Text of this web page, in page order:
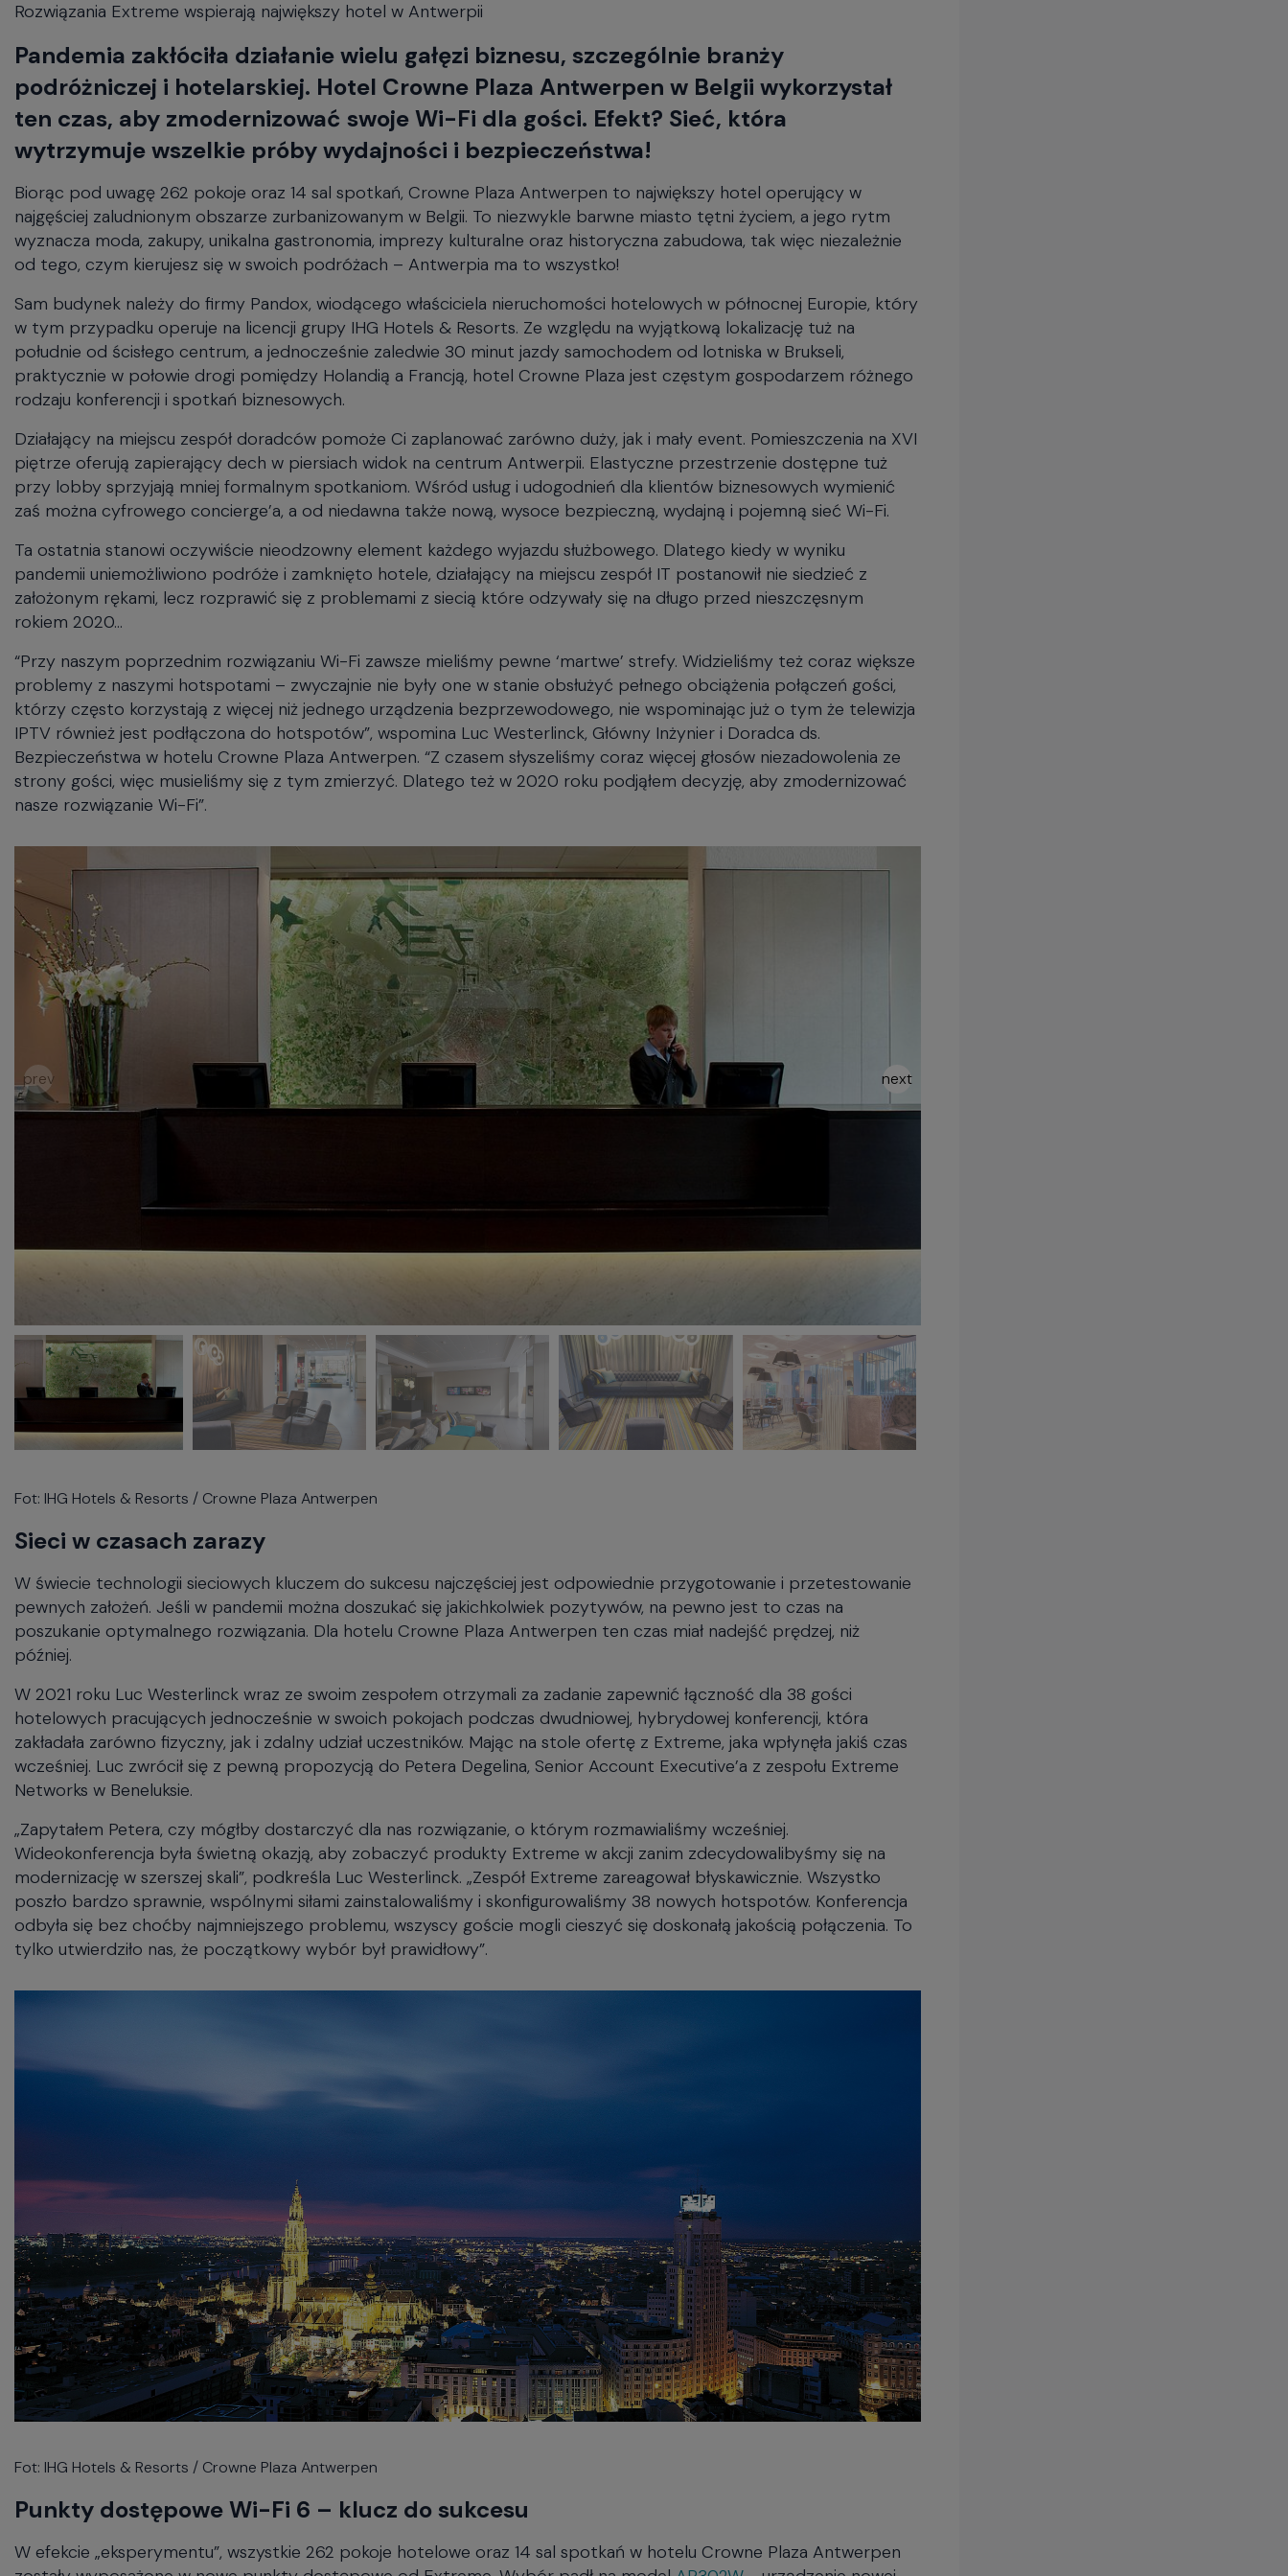
will
close
the
current
menu.
Spacebar
will
open
current
menu.
Pandemia zakłóciła działanie wielu gałęzi biznesu, szczególnie branży
podróżniczej i hotelarskiej. Hotel Crowne Plaza Antwerpen w Belgii wykorzystał
ten czas, aby zmodernizować swoje Wi-Fi dla gości. Efekt? Sieć, która
wytrzymuje wszelkie próby wydajności i bezpieczeństwa!
Biorąc pod uwagę 262 pokoje oraz 14 sal spotkań, Crowne Plaza Antwerpen to największy hotel operujący w
najgęściej zaludnionym obszarze zurbanizowanym w Belgii. To niezwykle barwne miasto tętni życiem, a jego rytm
wyznacza moda, zakupy, unikalna gastronomia, imprezy kulturalne oraz historyczna zabudowa, tak więc niezależnie
od tego, czym kierujesz się w swoich podróżach – Antwerpia ma to wszystko!
Sam budynek należy do firmy Pandox, wiodącego właściciela nieruchomości hotelowych w północnej Europie, który
w tym przypadku operuje na licencji grupy IHG Hotels & Resorts. Ze względu na wyjątkową lokalizację tuż na
południe od ścisłego centrum, a jednocześnie zaledwie 30 minut jazdy samochodem od lotniska w Brukseli,
praktycznie w połowie drogi pomiędzy Holandią a Francją, hotel Crowne Plaza jest częstym gospodarzem różnego
rodzaju konferencji i spotkań biznesowych.
Działający na miejscu zespół doradców pomoże Ci zaplanować zarówno duży, jak i mały event. Pomieszczenia na XVI
piętrze oferują zapierający dech w piersiach widok na centrum Antwerpii. Elastyczne przestrzenie dostępne tuż
przy lobby sprzyjają mniej formalnym spotkaniom. Wśród usług i udogodnień dla klientów biznesowych wymienić
zaś można cyfrowego concierge’a, a od niedawna także nową, wysoce bezpieczną, wydajną i pojemną sieć Wi-Fi.
Ta ostatnia stanowi oczywiście nieodzowny element każdego wyjazdu służbowego. Dlatego kiedy w wyniku
pandemii uniemożliwiono podróże i zamknięto hotele, działający na miejscu zespół IT postanowił nie siedzieć z
założonym rękami, lecz rozprawić się z problemami z siecią które odzywały się na długo przed nieszczęsnym
rokiem 2020…
“Przy naszym poprzednim rozwiązaniu Wi-Fi zawsze mieliśmy pewne ‘martwe’ strefy. Widzieliśmy też coraz większe
problemy z naszymi hotspotami – zwyczajnie nie były one w stanie obsłużyć pełnego obciążenia połączeń gości,
którzy często korzystają z więcej niż jednego urządzenia bezprzewodowego, nie wspominając już o tym że telewizja
IPTV również jest podłączona do hotspotów”, wspomina Luc Westerlinck, Główny Inżynier i Doradca ds.
Bezpieczeństwa w hotelu Crowne Plaza Antwerpen. “Z czasem słyszeliśmy coraz więcej głosów niezadowolenia ze
strony gości, więc musieliśmy się z tym zmierzyć. Dlatego też w 2020 roku podjąłem decyzję, aby zmodernizować
nasze rozwiązanie Wi-Fi”.
Fot: IHG Hotels & Resorts / Crowne Plaza Antwerpen
Sieci w czasach zarazy
W świecie technologii sieciowych kluczem do sukcesu najczęściej jest odpowiednie przygotowanie i przetestowanie
pewnych założeń. Jeśli w pandemii można doszukać się jakichkolwiek pozytywów, na pewno jest to czas na
poszukanie optymalnego rozwiązania. Dla hotelu Crowne Plaza Antwerpen ten czas miał nadejść prędzej, niż
później.
W 2021 roku Luc Westerlinck wraz ze swoim zespołem otrzymali za zadanie zapewnić łączność dla 38 gości
hotelowych pracujących jednocześnie w swoich pokojach podczas dwudniowej, hybrydowej konferencji, która
zakładała zarówno fizyczny, jak i zdalny udział uczestników. Mając na stole ofertę z Extreme, jaka wpłynęła jakiś czas
wcześniej. Luc zwrócił się z pewną propozycją do Petera Degelina, Senior Account Executive’a z zespołu Extreme
Networks w Beneluksie.
„Zapytałem Petera, czy mógłby dostarczyć dla nas rozwiązanie, o którym rozmawialiśmy wcześniej.
Wideokonferencja była świetną okazją, aby zobaczyć produkty Extreme w akcji zanim zdecydowalibyśmy się na
modernizację w szerszej skali”, podkreśla Luc Westerlinck. „Zespół Extreme zareagował błyskawicznie. Wszystko
poszło bardzo sprawnie, wspólnymi siłami zainstalowaliśmy i skonfigurowaliśmy 38 nowych hotspotów. Konferencja
odbyła się bez choćby najmniejszego problemu, wszyscy goście mogli cieszyć się doskonałą jakością połączenia. To
tylko utwierdziło nas, że początkowy wybór był prawidłowy”.
Fot: IHG Hotels & Resorts / Crowne Plaza Antwerpen
Punkty dostępowe Wi-Fi 6 – klucz do sukcesu
W efekcie „eksperymentu”, wszystkie 262 pokoje hotelowe oraz 14 sal spotkań w hotelu Crowne Plaza Antwerpen
zostały wyposażone w nowe punkty dostępowe od Extreme. Wybór padł na model AP302W - urządzenie nowej